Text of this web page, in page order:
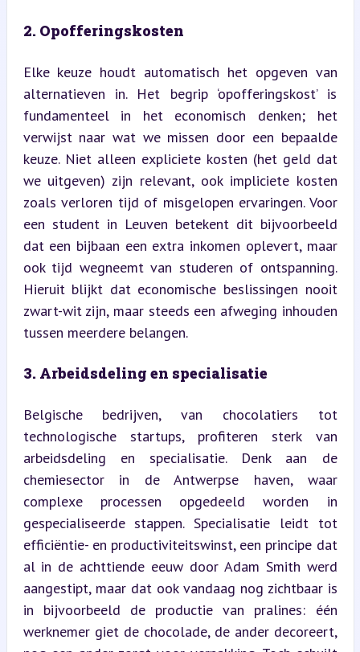
2. Opofferingskosten
Elke keuze houdt automatisch het opgeven van
alternatieven in. Het begrip ‘opofferingskost’ is
fundamenteel in het economisch denken; het
verwijst naar wat we missen door een bepaalde
keuze. Niet alleen expliciete kosten (het geld dat
we uitgeven) zijn relevant, ook impliciete kosten
zoals verloren tijd of misgelopen ervaringen. Voor
een student in Leuven betekent dit bijvoorbeeld
dat een bijbaan een extra inkomen oplevert, maar
ook tijd wegneemt van studeren of ontspanning.
Hieruit blijkt dat economische beslissingen nooit
zwart-wit zijn, maar steeds een afweging inhouden
tussen meerdere belangen.
3. Arbeidsdeling en specialisatie
Belgische bedrijven, van chocolatiers tot
technologische startups, profiteren sterk van
arbeidsdeling en specialisatie. Denk aan de
chemiesector in de Antwerpse haven, waar
complexe processen opgedeeld worden in
gespecialiseerde stappen. Specialisatie leidt tot
efficiëntie- en productiviteitswinst, een principe dat
al in de achttiende eeuw door Adam Smith werd
aangestipt, maar dat ook vandaag nog zichtbaar is
in bijvoorbeeld de productie van pralines: één
werknemer giet de chocolade, de ander decoreert,